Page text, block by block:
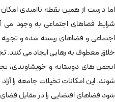
اما درست از همین نقطه ناامیدی
شرایط فضاهای اجتماعی به وجود می
اجتماعی و فضاهای زیسته شده و
خلاق معطوف به رهایی ایجاد می کنند.
انجمن های دوستانه و
شوند. این امکانات تخیلات جامعه را
شود فضاهای اقتضایی را در مقابل